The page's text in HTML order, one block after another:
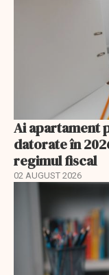
Ai apartament
datorate în
regimul fiscal
02 AUGUST 2026